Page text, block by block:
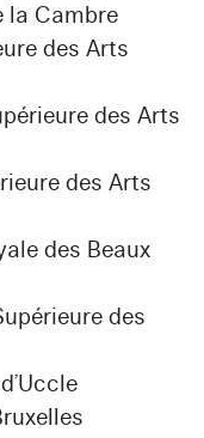
la Cambre
des Arts
des Arts
des Arts
des Beaux
des